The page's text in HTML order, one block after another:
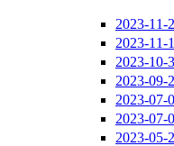
2023-
2023-
2023-
2023-
2023-
2023-
2023-